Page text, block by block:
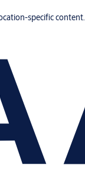
specific content.